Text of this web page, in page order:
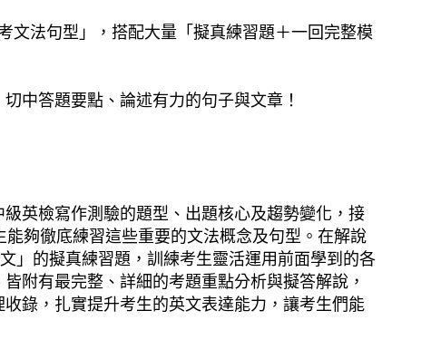
文法句型」，搭配大量「擬真練習題＋一回完整模
中答題要點、論述有力的句子與文章！
英檢寫作測驗的題型、出題核心及趨勢變化，接
夠徹底練習這些重要的文法概念及句型。在解說
」的擬真練習題，訓練考生靈活運用前面學到的各
附有最完整、詳細的考題重點分析與擬答解說，
錄，扎實提升考生的英文表達能力，讓考生們能